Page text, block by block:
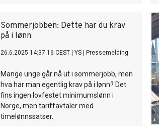
programvare for digitalisering av
infrastrukturprosjekter, innleder et nytt
Dumurgier som CEO for konsernet.
Sommerjobben: Dette har du krav
på i lønn
26.6.2025 14:37:16 CEST YS Pressemelding
Mange unge går nå ut i sommerjobb, men
hva har man egentlig krav på i lønn? Det
fins ingen lovfestet minimumslønn i
Norge, men tariffavtaler med
timelønnssatser.